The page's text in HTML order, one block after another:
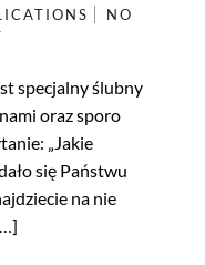
NO
specjalny ślubny
oraz sporo
„Jakie
się Państwu
na nie